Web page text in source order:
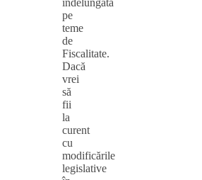
pe
teme
de
Fiscalitate.
Dacă
vrei
să
fii
la
curent
cu
modificările
legislative